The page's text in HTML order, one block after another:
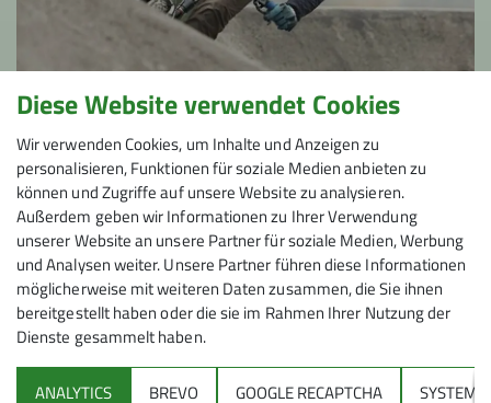
Benjamin Ettenhuber
Leitung Mountainbike-Gruppe | Leitung Gravelbikegruppe |
Leitung Radaktiv-Gruppe
benjamin.ettenhuber@dav-feucht.de
Diese Website verwendet Cookies
Wir verwenden Cookies, um Inhalte und Anzeigen zu
personalisieren, Funktionen für soziale Medien anbieten zu
können und Zugriffe auf unsere Website zu analysieren.
Außerdem geben wir Informationen zu Ihrer Verwendung
unserer Website an unsere Partner für soziale Medien, Werbung
und Analysen weiter. Unsere Partner führen diese Informationen
möglicherweise mit weiteren Daten zusammen, die Sie ihnen
bereitgestellt haben oder die sie im Rahmen Ihrer Nutzung der
Dienste gesammelt haben.
ANALYTICS BREVO GOOGLE RECAPTCHA SYSTEM